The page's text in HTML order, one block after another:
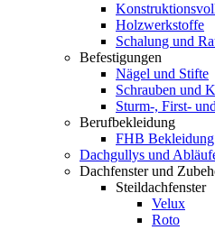
Holzwerkstoffe
Schalung und
Befestigungen
Nägel und Stifte
Schrauben und
Sturm-, First-
Berufbekleidung
FHB Bekleidung
Dachgullys und
Dachfenster und
Steildachfenster
Velux
Roto